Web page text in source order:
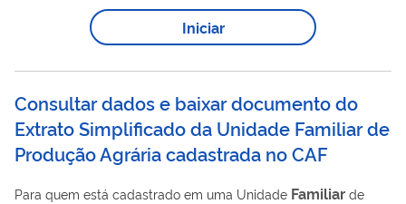
emitida pelo Ministério da Agricultura e Pecuária (MAPA),
mediante realização de análise do produto em laboratório da
ao padrão de identidade e qualidade...
Iniciar
Consultar dados e baixar documento do
Extrato Simplificado da Unidade Familiar de
Produção Agrária cadastrada no CAF
Para quem está cadastrado em uma Unidade Familiar de